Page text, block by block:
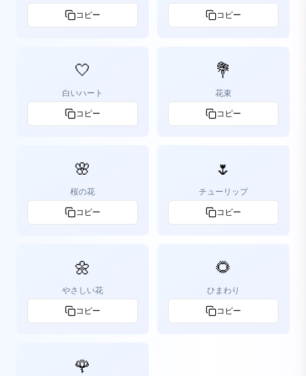
コピー コピー
🤍
白いハート
コピー
💐
花束
コピー
🌸
桜の花
コピー
🌷
チューリップ
コピー
🌼
やさしい花
コピー
🌻
ひまわり
コピー
🌹